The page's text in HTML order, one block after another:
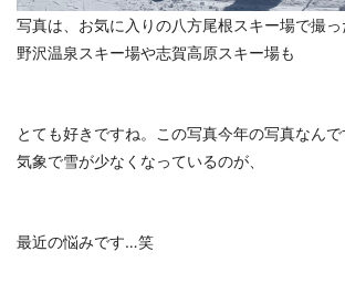
写真は、お気に入りの八方尾根スキー場で撮
野沢温泉スキー場や志賀高原スキー場も
とても好きですね。この写真今年の写真なん
気象で雪が少なくなっているのが、
最近の悩みです…笑